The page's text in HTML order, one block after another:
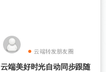
云端转发朋友圈
云端收藏转发
云端美好时光自动同步跟随